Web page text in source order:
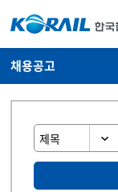
채용공고